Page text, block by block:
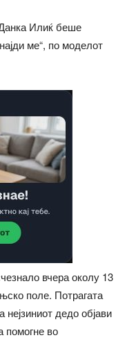
Илиќ беше
ме“, по моделот
вчера околу 13
поле. Потрагата
дедо објави
помогне во